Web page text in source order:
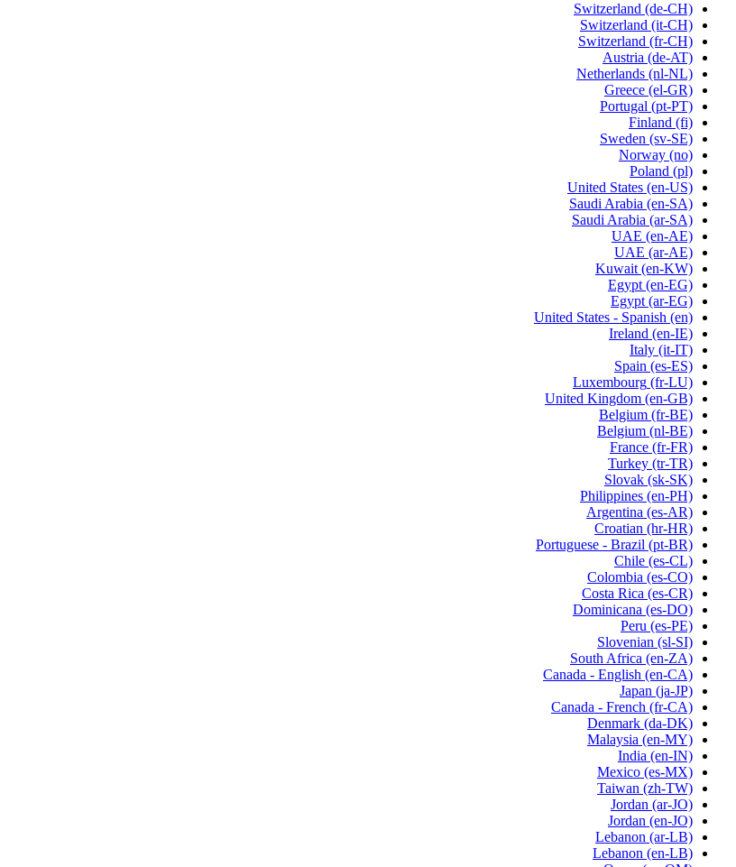
Switzerland (de-CH)
Switzerland (it-CH)
Switzerland (fr-CH)
Austria (de-AT)
Netherlands (nl-NL)
Greece (el-GR)
Portugal (pt-PT)
Finland (fi)
Sweden (sv-SE)
Norway (no)
Poland (pl)
United States (en-US)
Saudi Arabia (en-SA)
Saudi Arabia (ar-SA)
UAE (en-AE)
UAE (ar-AE)
Kuwait (en-KW)
Egypt (en-EG)
Egypt (ar-EG)
United States - Spanish (en)
Ireland (en-IE)
Italy (it-IT)
Spain (es-ES)
Luxembourg (fr-LU)
United Kingdom (en-GB)
Belgium (fr-BE)
Belgium (nl-BE)
France (fr-FR)
Turkey (tr-TR)
Slovak (sk-SK)
Philippines (en-PH)
Argentina (es-AR)
Croatian (hr-HR)
Portuguese - Brazil (pt-BR)
Chile (es-CL)
Colombia (es-CO)
Costa Rica (es-CR)
Dominicana (es-DO)
Peru (es-PE)
Slovenian (sl-SI)
South Africa (en-ZA)
Canada - English (en-CA)
Japan (ja-JP)
Canada - French (fr-CA)
Denmark (da-DK)
Malaysia (en-MY)
India (en-IN)
Mexico (es-MX)
Taiwan (zh-TW)
Jordan (ar-JO)
Jordan (en-JO)
Lebanon (ar-LB)
Lebanon (en-LB)